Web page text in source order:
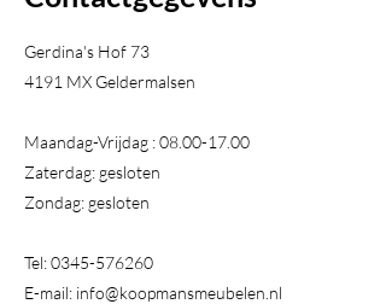
Gerdina's Hof 73
4191 MX Geldermalsen​
Maandag-Vrijdag :08.00-17.00
Zaterdag: gesloten
Zondag: gesloten
Tel:0345-576260
E-mail: info@koopmansmeubelen.nl